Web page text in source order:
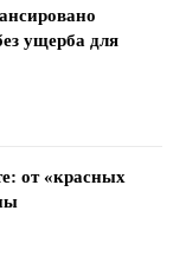
ущерба для
от «красных